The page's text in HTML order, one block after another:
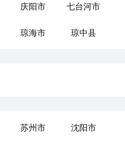
庆阳市 七台河市
琼海市 琼中县
苏州市 沈阳市